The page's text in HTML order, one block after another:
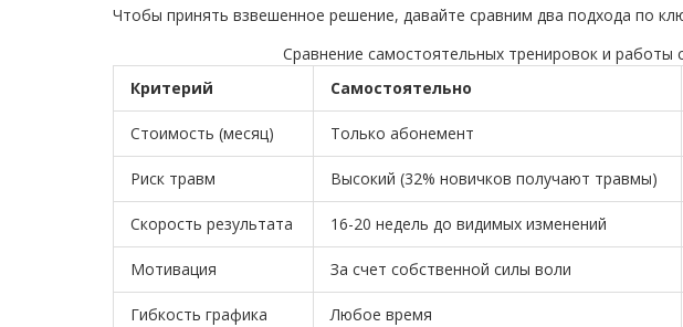
Чтобы принять взвешенное решение, давайте сравним два подхода по
Сравнение самостоятельных тренировок и работы
Критерий
Самостоятельно
Стоимость (месяц) Только абонемент
Риск травм Высокий (32% новичков получают травмы)
Скорость результата 16-20 недель до видимых изменений
Мотивация За счет собственной силы воли
Гибкость графика Любое время